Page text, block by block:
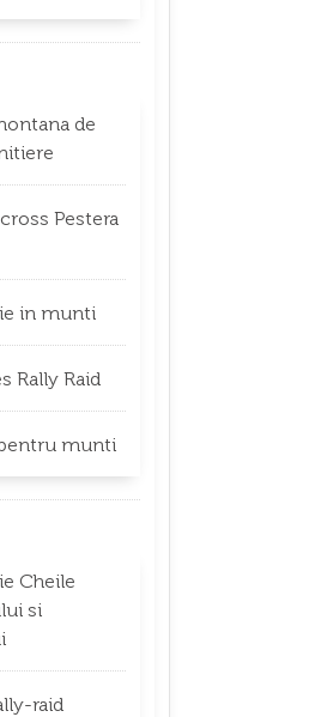
de
Pestera
in munti
Rally Raid
munti
Cheile
si
raid